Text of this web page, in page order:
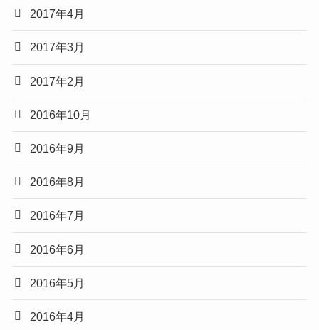
2017年4月
2017年3月
2017年2月
2016年10月
2016年9月
2016年8月
2016年7月
2016年6月
2016年5月
2016年4月